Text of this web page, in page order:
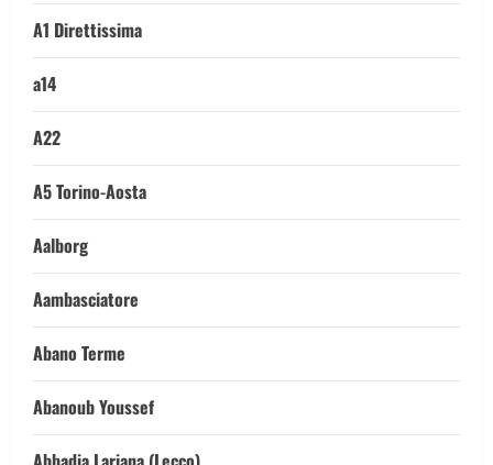
A1 Direttissima
a14
A22
A5 Torino-Aosta
Aalborg
Aambasciatore
Abano Terme
Abanoub Youssef